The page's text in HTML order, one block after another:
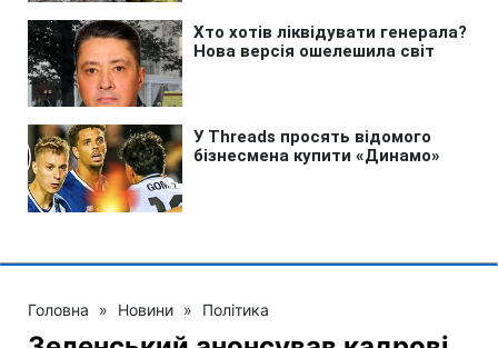
Головна » Новини » Політика